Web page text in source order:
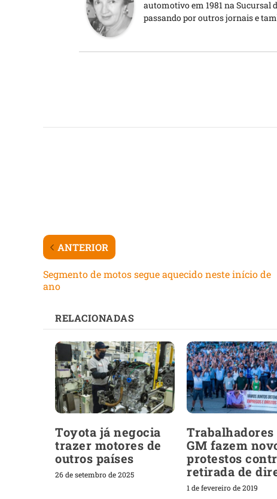
automotivo em 1981 na Sucursal
passando por outros jornais e
ANTERIOR
Segmento de motos segue aquecido neste início de
ano
RELACIONADAS
Toyota já negocia
trazer motores de
outros países
26 de setembro de 2025
Trabalhadores
GM fazem
protestos
retirada de
1 de fevereiro de 2019